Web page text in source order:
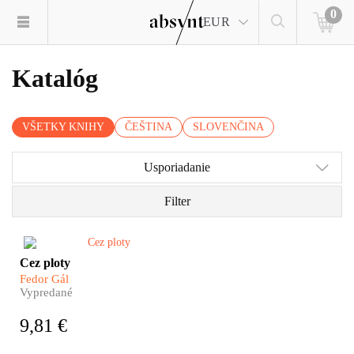
EUR
0
Katalóg
VŠETKY KNIHY ČEŠTINA SLOVENČINA
Usporiadanie
Filter
Fedor Gál s presvedčením, že
dialóg je nutný za každých
okolností, prináša konfrontáciu
s národným socialistom
dozviete, čo všetko sa udeje, a
Cez ploty
Fedor Gál
Vypredané
9,81 €